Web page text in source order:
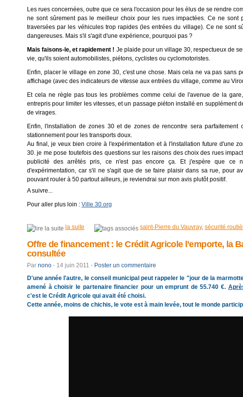
Les rues concernées, outre que ce sera l'occasion pour les élus de se rendre
ne sont sûrement pas le meilleur choix pour les rues impactées. Ce ne sont
traversées par les véhicules trop rapides (les entrées du village). Ce ne sont
dangereuses. Mais s'il s'agit d'une expérience, pourquoi pas ?
Mais faisons-le, et rapidement ! Je plaide pour un village 30, respectueux de
vie, qu'ils soient automobilistes, piétons, cyclistes ou cyclomotoristes.
Enfin, placer le village en zone 30, c'est une chose. Mais cela ne va pas sans
affichage (avec des indicateurs de vitesse aux entrées du village, comme au
Et cela ne règle pas tous les problèmes comme celui de l'avenue de la
entrepris pour limiter les vitesses, et un passage piéton installé en supplément
de virages.
Enfin, l'installation de zones 30 et de zones de rencontre sera parfaitement
stationnement pour les transports doux.
Au final, je veux bien croire à l'expérimentation et à l'installation future d'une
30. je me pose toutefois des questions sur les raisons des choix des rues
publicité des arrêtés pris, ce n'est pas encore ça. Et j'espère que ce
d'expérimentation, car s'il ne s'agit que de se faire plaisir dans sa rue, pour
pouvant rouler à 50 partout ailleurs, je reviendrai sur mon avis plutôt positif.
A suivre...
Pour aller plus loin : Ville 30.org
la suite saint-Pierre du Vauvray, sécurité
Offre de financement : le Crédit Agricole l’emporte, la
consultée
Par nono ⋅ 14 juin 2011 ⋅ Poster un commentaire
D'une année l'autre, le conseil municipal peut rappeler le "jour de la
amené à choisir le partenaire financier pour un emprunt de 55.740 €.
c'est le Crédit Agricole qui avait été choisi.
Cette année, moins de chichis, le vote est à main levée, tout le monde